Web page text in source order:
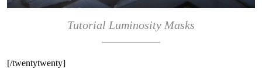
Tutorial Luminosity Masks
[/twentytwenty]